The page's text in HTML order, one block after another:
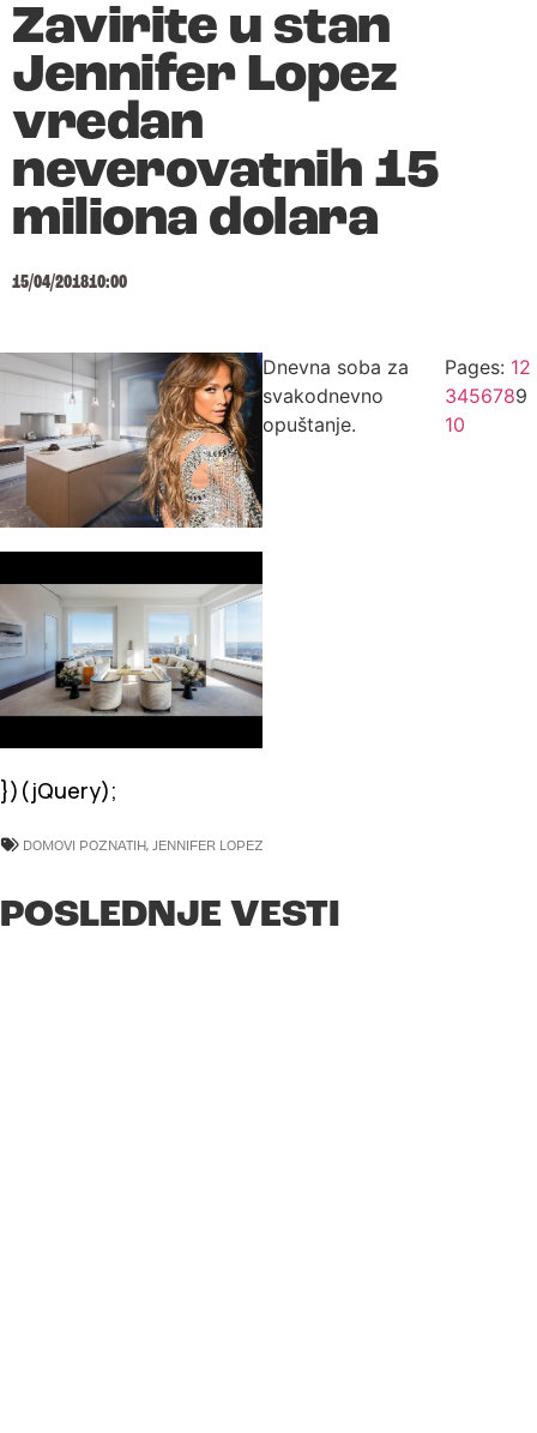
Zavirite u stan
Jennifer Lopez
vredan
neverovatnih 15
miliona dolara
15/04/201810:00
})(jQuery);
Dnevna soba za
svakodnevno
opuštanje.
Pages: 12
3456789
10
DOMOVI POZNATIH, JENNIFER LOPEZ
POSLEDNJE VESTI